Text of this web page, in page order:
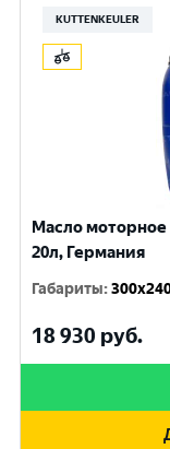
KUTTENKEULER
Масло моторное
20л, Германия
Габариты:
18 930 руб.